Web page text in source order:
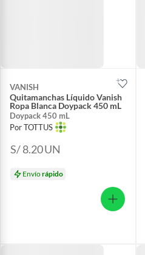
VANISH
Quitamanchas Líquido Vanish
Ropa Blanca Doypack 450 mL
Doypack 450 mL
Por TOTTUS
S/ 8.20UN
Envíorápido